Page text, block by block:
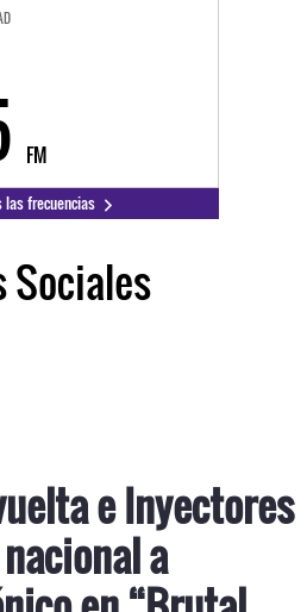
FM
las frecuencias
Sociales
e Inyectores
a